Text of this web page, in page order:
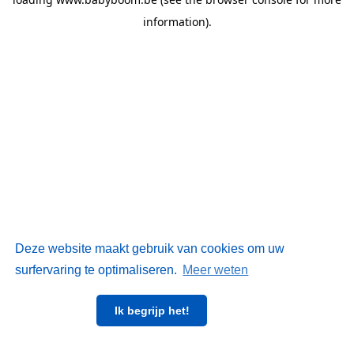
Deze website maakt gebruik van cookies om uw
surfervaring te optimaliseren. Meer weten
Ik begrijp het!
information).